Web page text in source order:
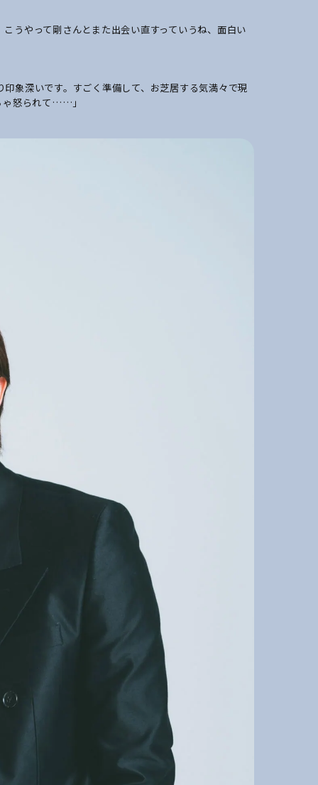
うやって剛さんとまた出会い直すっていうね、面白い
象深いです。すごく準備して、お芝居する気満々で現
ゃ怒られて……」